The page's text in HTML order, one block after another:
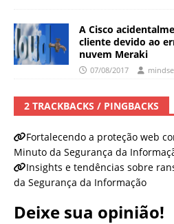
A Cisco
cliente devido ao
nuvem Meraki
07/08/2017
2 TRACKBACKS / PINGBACKS
Fortalecendo a proteção web
Minuto da Segurança da
Insights e tendências sobre
da Segurança da Informação
Deixe sua opinião!